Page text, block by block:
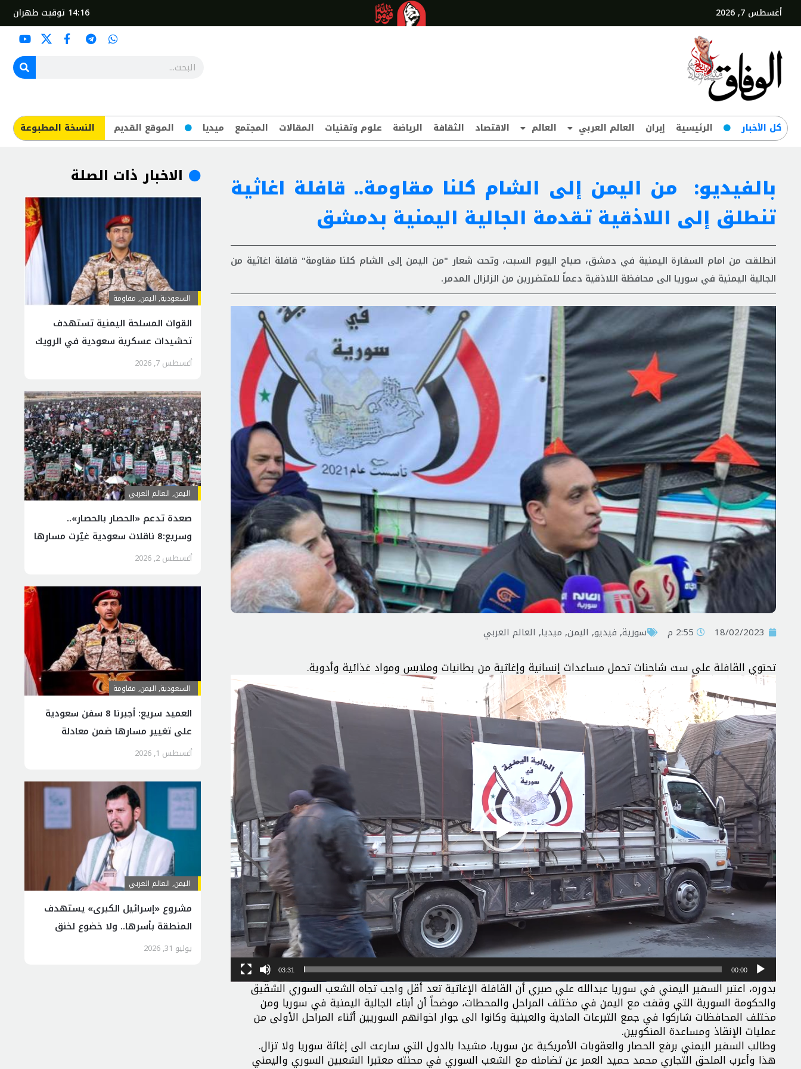
أغسطس 7, 2026 14:16 توقيت طهران
کل‌ الأخبار الرئيسية إيران العالم العربي العالم الاقتصاد الثقافة الرياضة علوم وتقنيات المقالات المجتمع ميديا الموقع القديم ​النسخة المطبوعة
بالفيديو: من اليمن إلى الشام كلنا مقاومة.. قافلة اغاثية
تنطلق إلى اللاذقية تقدمة الجالية اليمنية بدمشق
انطلقت من امام السفارة اليمنية في دمشق، صباح اليوم السبت، وتحت شعار "من اليمن إلى الشام كلنا مقاومة" قافلة اغاثية من
الجالية اليمنية في سوريا الى محافظة اللاذقية دعماً للمتضررين من الزلزال المدمر.
18/02/2023 2:55 م سورية, فیدیو, اليمن, ميديا, العالم العربي
تحتوي القافلة على ست شاحنات تحمل مساعدات إنسانية وإغاثية من بطانيات وملابس ومواد غذائية وأدوية.
مشغل
الفيديو
00:00
03:31
بدوره، اعتبر السفير اليمني في سوريا عبدالله علي صبري أن القافلة الإغاثية تعد أقل واجب تجاه الشعب السوري الشقيق
والحكومة السورية التي وقفت مع اليمن في مختلف المراحل والمحطات، موضحاً أن أبناء الجالية اليمنية في سوريا ومن
مختلف المحافظات شاركوا في جمع التبرعات المادية والعينية وكانوا الى جوار اخوانهم السوريين أثناء المراحل الأولى من
عمليات الإنقاذ ومساعدة المنكوبين.
وطالب السفير اليمني برفع الحصار والعقوبات الأمريكية عن سوريا، مشيدا بالدول التي سارعت الى إغاثة سوريا ولا تزال.
هذا وأعرب الملحق التجاري محمد حميد العمر عن تضامنه مع الشعب السوري في محنته معتبرا الشعبين السوري واليمني
الاخبار ذات الصلة
السعودية, اليمن, مقاومة
القوات المسلحة اليمنية تستهدف
تحشيدات عسكرية سعودية في الرويك
والعبر والثنية
أغسطس 7, 2026
اليمن, العالم العربي
صعدة تدعم «الحصار بالحصار»..
وسريع:8 ناقلات سعودية غيّرت مسارها
أغسطس 2, 2026
السعودية, اليمن, مقاومة
العميد سريع: أجبرنا 8 سفن سعودية
على تغيير مسارها ضمن معادلة
“الحصار بالحصار”
أغسطس 1, 2026
اليمن, العالم العربي
مشروع «إسرائيل الكبرى» يستهدف
المنطقة بأسرها.. ولا خضوع لخنق
اليمن
يوليو 31, 2026